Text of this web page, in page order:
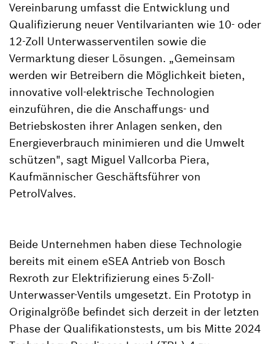
Vereinbarung umfasst die Entwicklung und
Qualifizierung neuer Ventilvarianten wie 10- oder
12-Zoll Unterwasserventilen sowie die
Vermarktung dieser Lösungen. „Gemeinsam
werden wir Betreibern die Möglichkeit bieten,
innovative voll-elektrische Technologien
einzuführen, die die Anschaffungs- und
Betriebskosten ihrer Anlagen senken, den
Energieverbrauch minimieren und die Umwelt
schützen", sagt Miguel Vallcorba Piera,
Kaufmännischer Geschäftsführer von
PetrolValves.
Beide Unternehmen haben diese Technologie
bereits mit einem eSEA Antrieb von Bosch
Rexroth zur Elektrifizierung eines 5-Zoll-
Unterwasser-Ventils umgesetzt. Ein Prototyp in
Originalgröße befindet sich derzeit in der letzten
Phase der Qualifikationstests, um bis Mitte 2024